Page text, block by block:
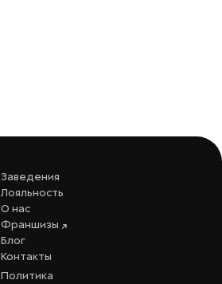
Заведения
Лояльность
О нас
Франшизы
Блог
Контакты
Политика